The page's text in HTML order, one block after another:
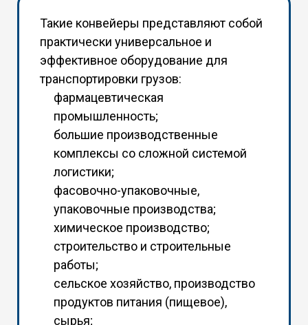
Такие конвейеры представляют собой
практически универсальное и
эффективное оборудование для
транспортировки грузов:
фармацевтическая
промышленность;
большие производственные
комплексы со сложной системой
логистики;
фасовочно-упаковочные,
упаковочные производства;
химическое производство;
строительство и строительные
работы;
сельское хозяйство, производство
продуктов питания (пищевое),
сырья;